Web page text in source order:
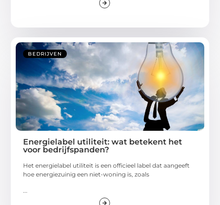
BEDRIJVEN
Energielabel utiliteit: wat betekent het
voor bedrijfspanden?
Het energielabel utiliteit is een officieel label dat aangeeft
hoe energiezuinig een niet-woning is, zoals